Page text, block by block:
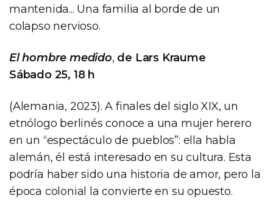
mantenida... Una familia al borde de un
colapso nervioso.
El hombre medido, de Lars Kraume
Sábado 25, 18 h
(Alemania, 2023). A finales del siglo XIX, un
etnólogo berlinés conoce a una mujer herero
en un “espectáculo de pueblos”: ella habla
alemán, él está interesado en su cultura. Esta
podría haber sido una historia de amor, pero la
época colonial la convierte en su opuesto.